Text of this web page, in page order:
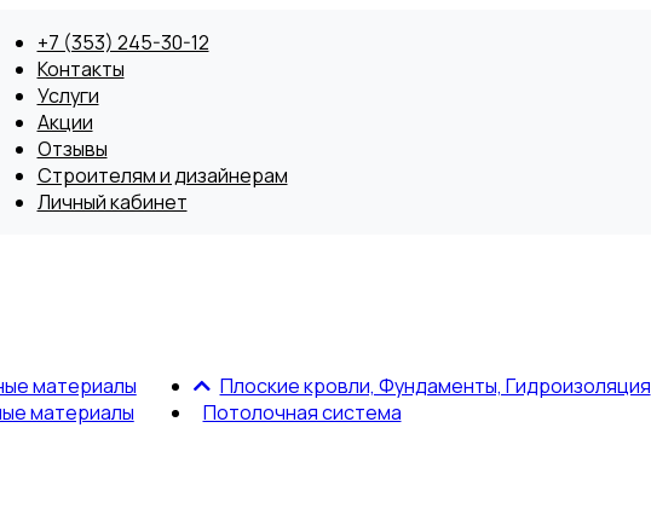
материалы
материалы
Плоские кровли, Фундаменты, Гидроизоляция
Потолочная система
+7 (353) 245-30-12
Контакты
Услуги
Акции
Отзывы
Строителям и дизайнерам
Личный кабинет